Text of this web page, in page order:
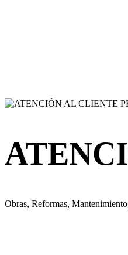
Obras, Reformas,